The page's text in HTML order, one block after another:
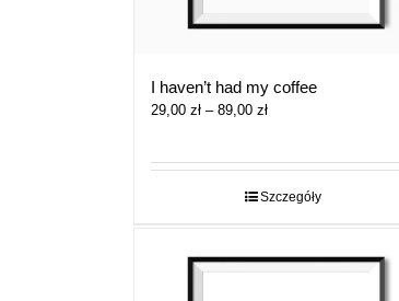
I haven’t had my coffee
29,00 zł – 89,00 złZakres
29,00 zł
do
Szczegóły